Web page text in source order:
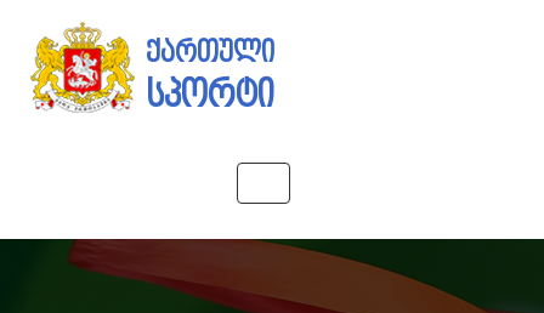
ქართული
სპორტი
navigation